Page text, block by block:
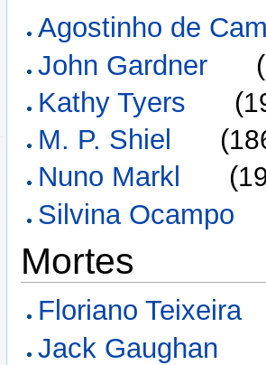
Agostinho de
John Gardner (
Kathy Tyers (
M. P. Shiel (
Nuno Markl (
Silvina Ocampo
Mortes
Floriano Teixeira
Jack Gaughan